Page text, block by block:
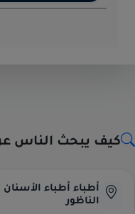
كيف يبحث الناس
أطباء أطباء
الناظور